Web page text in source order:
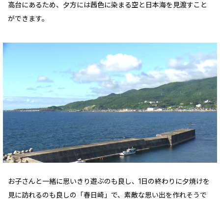
高台にあるため、夕方には茜色に染まる空と日本海を見渡すこと
ができます。
お子さんと一緒に思いきり遊ぶのも良し、1日の終わりに夕焼けを
見に訪れるのも良しの「春日崎」で、素敵な思い出を作れそうで